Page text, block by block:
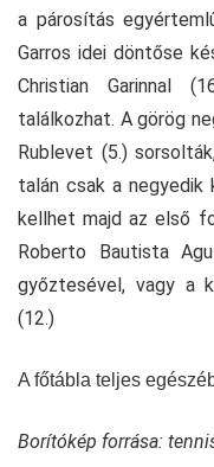
a párosítás
Garros idei döntőse
Christian Garinnal
találkozhat. A görög
Rublevet (5.)
talán csak a
kellhet majd az első
Roberto Bautista
győztesével, vagy a
(12.)
A főtábla teljes
Borítókép forrása: